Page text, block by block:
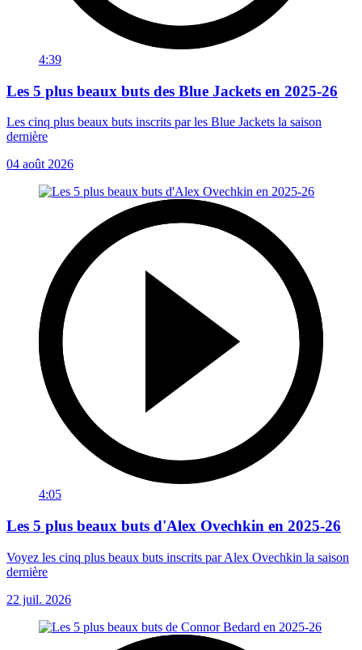
4:39
Les 5 plus beaux buts des Blue Jackets en 2025-26
Les cinq plus beaux buts inscrits par les Blue Jackets la saison
dernière
04 août 2026
4:05
Les 5 plus beaux buts d'Alex Ovechkin en 2025-26
Voyez les cinq plus beaux buts inscrits par Alex Ovechkin la saison
dernière
22 juil. 2026